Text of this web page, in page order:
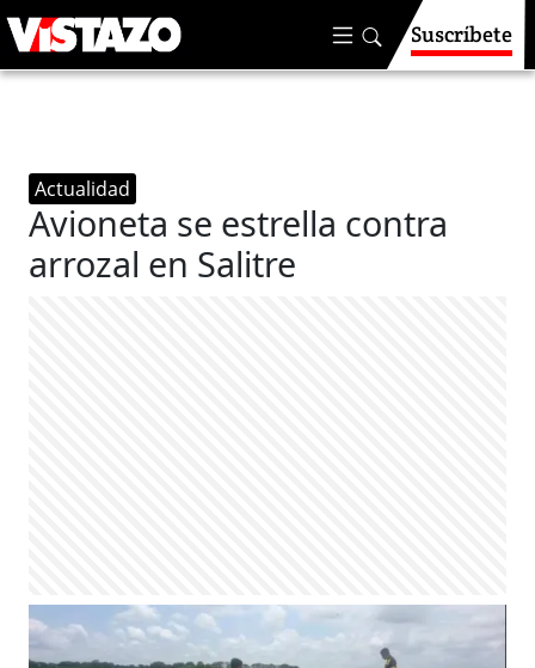
Suscríbete
Actualidad
Avioneta se estrella contra
arrozal en Salitre